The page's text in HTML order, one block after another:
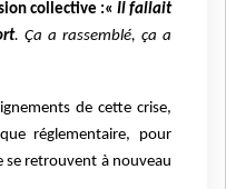
collective :« Il fallait
. Ça a rassemblé, ça a
de cette crise,
réglementaire, pour
retrouvent à nouveau